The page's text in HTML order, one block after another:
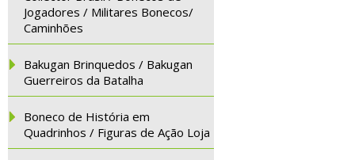
Jogadores / Militares Bonecos/
Caminhões
Bakugan Brinquedos / Bakugan
Guerreiros da Batalha
Boneco de História em
Quadrinhos / Figuras de Ação Loja